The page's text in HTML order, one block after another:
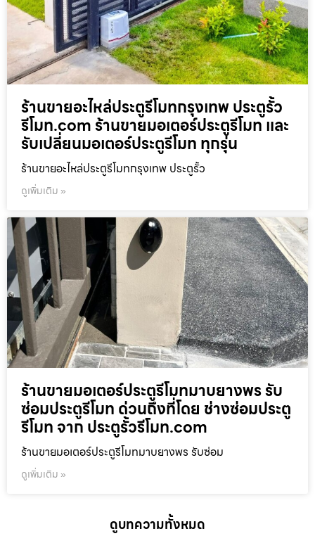
ร้านขายอะไหล่ประตูรีโมทกรุงเทพ ประตูรั้ว
รีโมท.com ร้านขายมอเตอร์ประตูรีโมท และ
รับเปลี่ยนมอเตอร์ประตูรีโมท ทุกรุ่น
ร้านขายอะไหล่ประตูรีโมทกรุงเทพ ประตูรั้ว
ดูเพิ่มเติม »
ร้านขายมอเตอร์ประตูรีโมทมาบยางพร รับ
ซ่อมประตูรีโมท ด่วนถึงที่โดย ช่างซ่อมประตู
รีโมท จาก ประตูรั้วรีโมท.com
ร้านขายมอเตอร์ประตูรีโมทมาบยางพร รับซ่อม
ดูเพิ่มเติม »
ดูบทความทั้งหมด